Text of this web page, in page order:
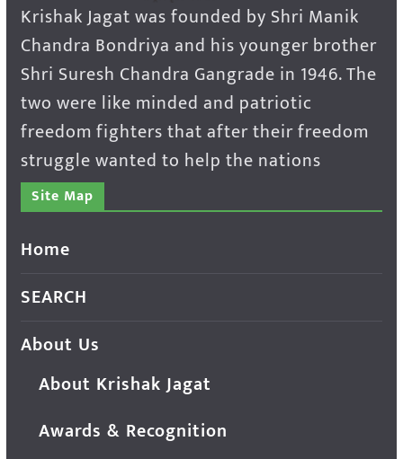
Krishak Jagat was founded by Shri Manik
Chandra Bondriya and his younger brother
Shri Suresh Chandra Gangrade in 1946. The
two were like minded and patriotic
freedom fighters that after their freedom
struggle wanted to help the nations
Site Map
Home
SEARCH
About Us
About Krishak Jagat
Awards & Recognition